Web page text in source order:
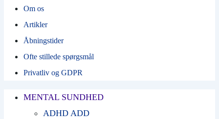
Om os
Artikler
Åbningstider
Ofte stillede spørgsmål
Privatliv og GDPR
MENTAL SUNDHED
ADHD ADD